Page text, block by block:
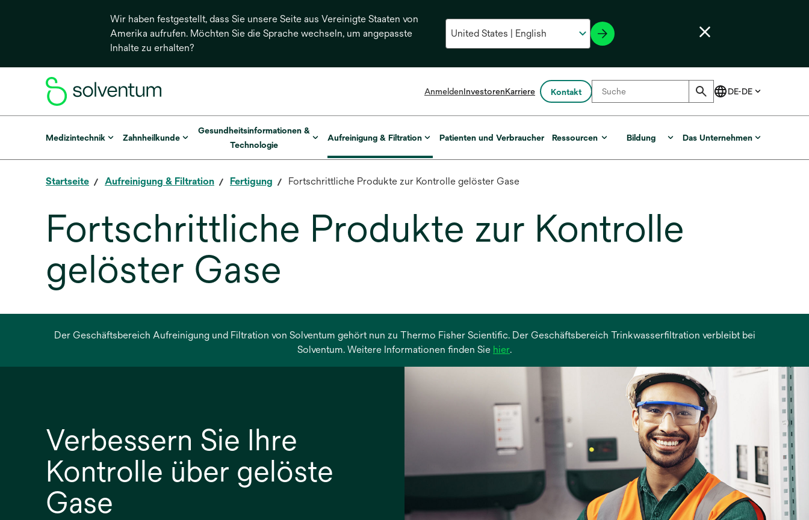
Wir haben festgestellt, dass Sie unsere Seite aus Vereinigte Staaten von
Amerika aufrufen. Möchten Sie die Sprache wechseln, um angepasste
Inhalte zu erhalten?
AnmeldenInvestorenKarriere Kontakt
Medizintechnik Zahnheilkunde
Gesundheitsinformationen &
Technologie
Aufreinigung & Filtration Patienten und Verbraucher Ressourcen Bildung Das Unternehmen
Startseite Aufreinigung & Filtration Fertigung Fortschrittliche Produkte zur Kontrolle gelöster Gase
Fortschrittliche Produkte zur Kontrolle
gelöster Gase
Der Geschäftsbereich Aufreinigung und Filtration von Solventum gehört nun zu Thermo Fisher Scientific. Der Geschäftsbereich Trinkwasserfiltration verbleibt bei
Solventum. Weitere Informationen finden Sie hierwird
Registerkarte
geöffnet
.
Verbessern Sie Ihre
Kontrolle über gelöste
Gase